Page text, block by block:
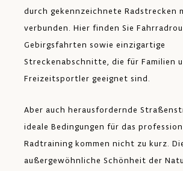
durch gekennzeichnete Radstrecken
verbunden. Hier finden Sie
Gebirgsfahrten sowie einzigartige
Streckenabschnitte, die für Familien
Freizeitsportler geeignet sind.
Aber auch herausfordernde
ideale Bedingungen für das
Radtraining kommen nicht zu kurz.
außergewöhnliche Schönheit der